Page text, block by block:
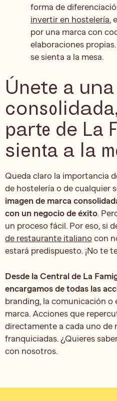
forma de
invertir en hostelería,
por una marca con
elaboraciones
se sienta a la mesa.
Únete a
parte de La
sienta a la
Queda claro la importancia
de hostelería o de cualquier
imagen de marca
con un negocio de éxito.
un proceso fácil. Por eso, si
de restaurante italiano con
estará predispuesto. ¡No te
Desde la Central de La
encargamos de todas las
branding, la comunicación o
marca. Acciones que
directamente a cada uno de
franquiciadas. ¿Quieres
con nosotros.